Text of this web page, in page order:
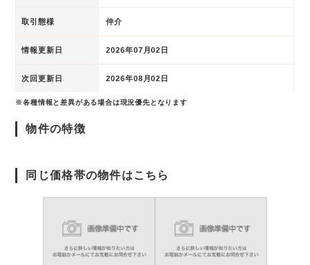
取引態様 仲介
情報更新日 2026年07月02日
次回更新日 2026年08月02日
※各種情報と差異がある場合は現況優先となります
物件の特徴
同じ価格帯の物件はこちら